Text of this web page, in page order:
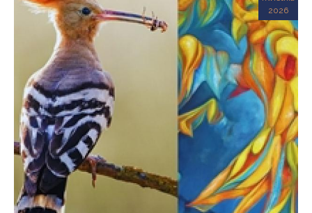
2026